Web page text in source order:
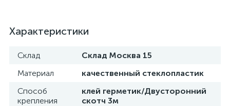
Характеристики
Склад
Склад Москва 15
Материал
качественный стеклопластик
Способ
крепления
клей герметик/Двусторонний
скотч 3м